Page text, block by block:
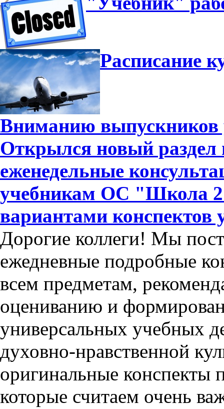
Расписание
Вниманию выпускников
Открылся новый
еженедельные
учебникам ОС "Школа
вариантами конспектов
Дорогие коллеги! Мы
ежедневные подробные
всем предметам,
оцениванию и
универсальных учебных
духовно-нравственной
оригинальные конспекты
которые считаем очень